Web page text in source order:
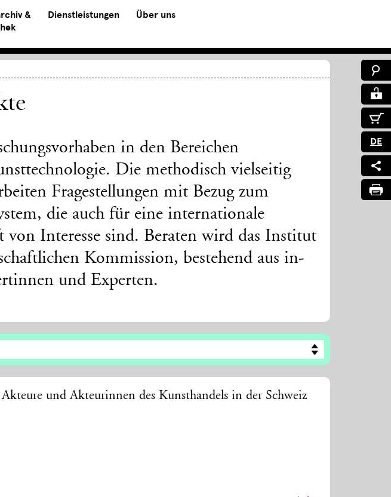
&
Dienstleistungen Über uns
DE
in den Bereichen
Die methodisch vielseitig
Fragestellungen mit Bezug zum
die auch für eine internationale
von Interesse sind. Beraten wird das Institut
Kommission, bestehend aus in-
und Experten.
Akteure und Akteurinnen des Kunsthandels in der Schweiz